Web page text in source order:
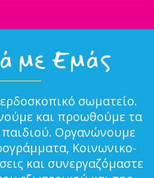
με Εμάς
σωματείο.
και προωθούμε τα
Οργανώνουμε
Κοινωνικο-
και συνεργαζόμαστε